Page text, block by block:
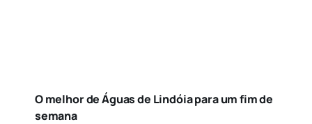
O melhor de Águas de Lindóia para um fim de
semana